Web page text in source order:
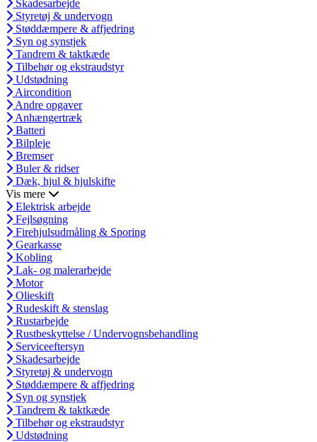
Skadesarbejde
Styretøj & undervogn
Støddæmpere & affjedring
Syn og synstjek
Tandrem & taktkæde
Tilbehør og ekstraudstyr
Udstødning
Aircondition
Andre opgaver
Anhængertræk
Batteri
Bilpleje
Bremser
Buler & ridser
Dæk, hjul & hjulskifte
Vis mere
Elektrisk arbejde
Fejlsøgning
Firehjulsudmåling & Sporing
Gearkasse
Kobling
Lak- og malerarbejde
Motor
Olieskift
Rudeskift & stenslag
Rustarbejde
Rustbeskyttelse / Undervognsbehandling
Serviceeftersyn
Skadesarbejde
Styretøj & undervogn
Støddæmpere & affjedring
Syn og synstjek
Tandrem & taktkæde
Tilbehør og ekstraudstyr
Udstødning